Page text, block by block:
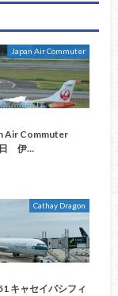
Japan Air Commuter
Air Commuter
日 伊…
Cathay Dragon
キャセイパシフィ